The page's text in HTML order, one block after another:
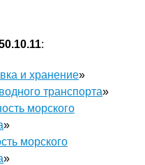
:
и хранение»
транспорта»
морского
»
морского
»